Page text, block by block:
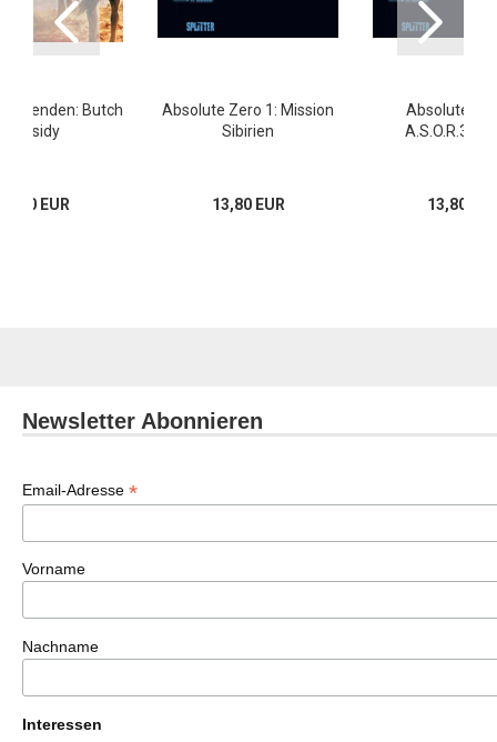
Legenden: Butch
Cassidy
EUR
Absolute Zero 1: Mission
Sibirien
13,80 EUR
Absolute
A.S.O.R.3
13,80
Newsletter Abonnieren
Email-Adresse *
Vorname
Nachname
Interessen